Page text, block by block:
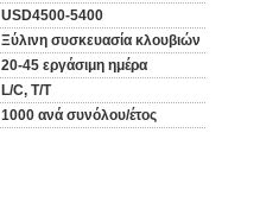
USD4500-5400
Ξύλινη συσκευασία κλουβιών
20-45 εργάσιμη ημέρα
L/C, T/T
1000 ανά συνόλου/έτος